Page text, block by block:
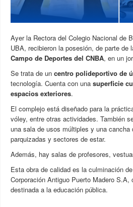
Ayer la Rectora del Colegio Nacional de
UBA, recibieron la posesión, de parte
Campo de Deportes del CNBA, en un
Se trata de un centro polideportivo de
tecnología. Cuenta con una superficie
espacios exteriores.
El complejo está diseñado para la
vóley, entre otras actividades. También
una sala de usos múltiples y una
parquizadas y sectores de estar.
Además, hay salas de profesores,
Esta obra de calidad es la culminación
Corporación Antiguo Puerto Madero
destinada a la educación pública.